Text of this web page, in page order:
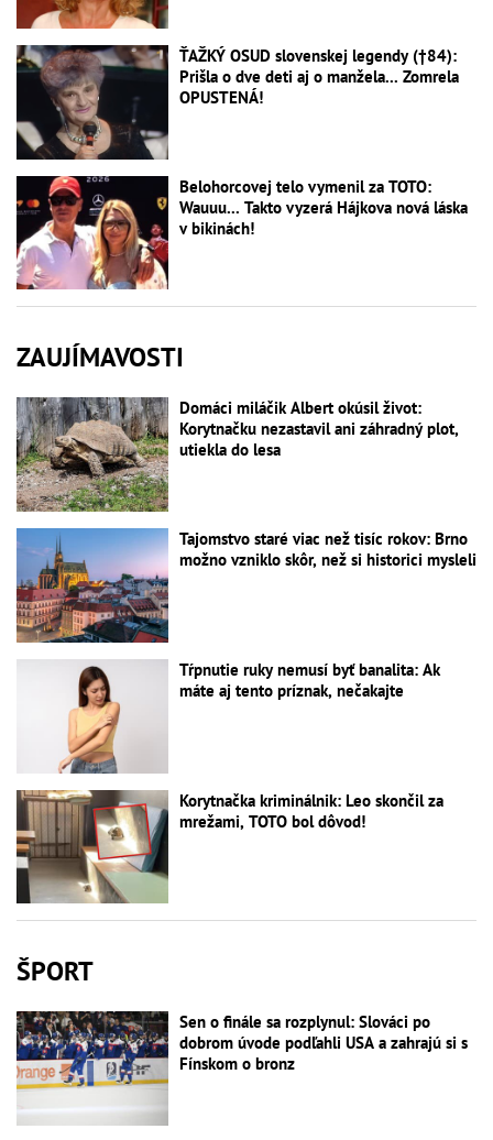
ŤAŽKÝ OSUD slovenskej legendy (†84):
Prišla o dve deti aj o manžela... Zomrela
OPUSTENÁ!
Belohorcovej telo vymenil za TOTO:
Wauuu... Takto vyzerá Hájkova nová láska
v bikinách!
ZAUJÍMAVOSTI
Domáci miláčik Albert okúsil život:
Korytnačku nezastavil ani záhradný plot,
utiekla do lesa
Tajomstvo staré viac než tisíc rokov: Brno
možno vzniklo skôr, než si historici mysleli
Tŕpnutie ruky nemusí byť banalita: Ak
máte aj tento príznak, nečakajte
Korytnačka kriminálnik: Leo skončil za
mrežami, TOTO bol dôvod!
ŠPORT
Sen o finále sa rozplynul: Slováci po
dobrom úvode podľahli USA a zahrajú si s
Fínskom o bronz